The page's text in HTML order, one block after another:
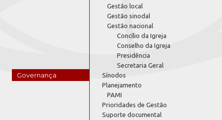
Governança
Gestão local
Gestão sinodal
Gestão nacional
Concílio da Igreja
Conselho da Igreja
Presidência
Secretaria Geral
Sínodos
Planejamento
PAMI
Prioridades de Gestão
Suporte documental